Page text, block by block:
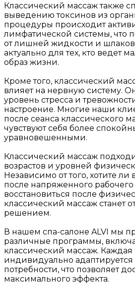
Классический массаж также
выведению токсинов из
процедуры происходит
лимфатической системы, что
от лишней жидкости и
актуально для тех, кто ведет
образ жизни.
Кроме того, классический
влияет на нервную систему.
уровень стресса и
настроение. Многие наши
после сеанса классического
чувствуют себя более
уравновешенными.
Классический массаж
возрастов и уровней
Независимо от того, хотите ли
после напряженного
восстановиться после
классический массаж станет
решением.
В нашем спа-салоне ALVI мы
различные программы,
классический массаж.
индивидуально
потребности, что позволяет
максимального эффекта.